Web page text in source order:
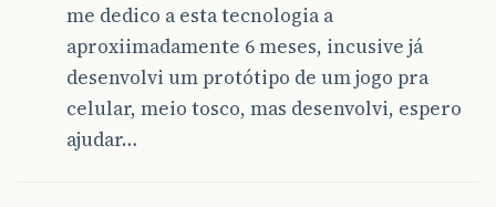
me dedico a esta tecnologia a
aproxiimadamente 6 meses, incusive já
desenvolvi um protótipo de um jogo pra
celular, meio tosco, mas desenvolvi, espero
ajudar…